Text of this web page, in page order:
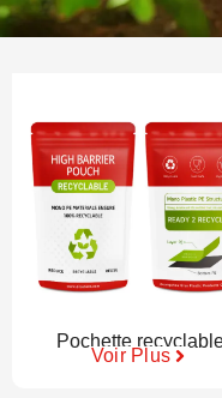
Pochette
Voir Plus